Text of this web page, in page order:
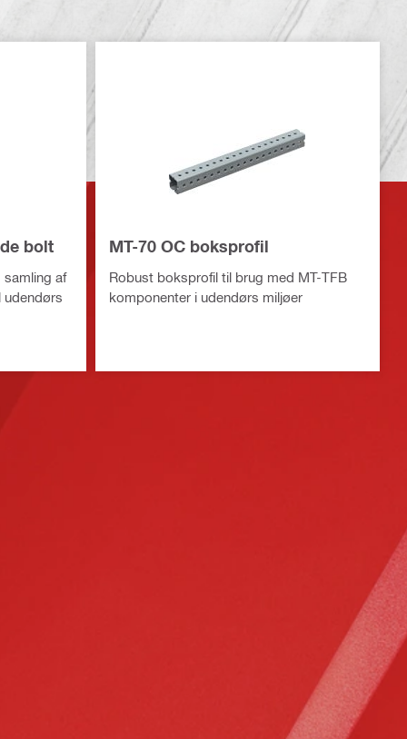
bolt
af
udendørs
MT-70 OC boksprofil
Robust boksprofil til brug med MT-TFB
komponenter i udendørs miljøer